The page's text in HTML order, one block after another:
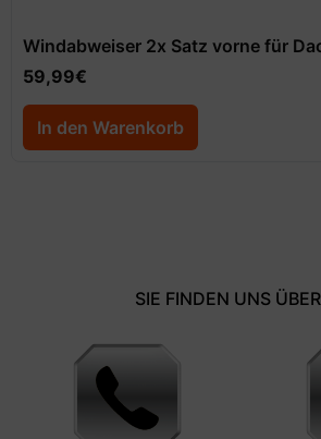
Windabweiser 2x Satz vorne für
59,99€
In den Warenkorb
SIE FINDEN UNS